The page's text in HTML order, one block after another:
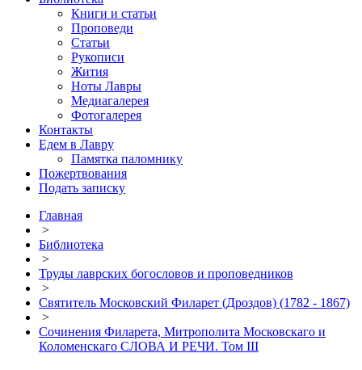
Книги и статьи
Проповеди
Статьи
Рукописи
Жития
Ноты Лавры
Медиагалерея
Фотогалерея
Контакты
Едем в Лавру
Памятка паломнику
Пожертвования
Подать записку
Главная
>
Библиотека
>
Труды лаврских богословов и проповедников
>
Святитель Московский Филарет (Дроздов) (1782 - 1867)
>
Сочинения Филарета, Митрополита Московскаго и
Коломенскаго СЛОВА И РЕЧИ. Том III